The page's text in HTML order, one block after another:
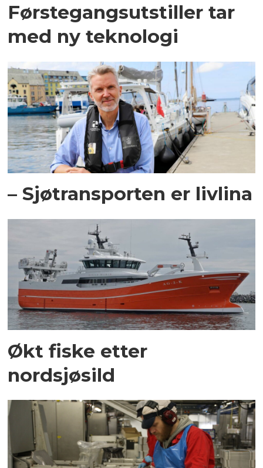
Førstegangsutstiller tar
med ny teknologi
– Sjøtransporten er livlina
Økt fiske etter
nordsjøsild